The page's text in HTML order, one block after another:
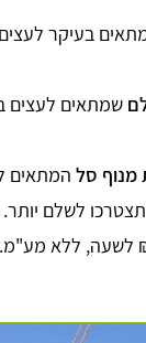
בעיקר
שמתאים לעצים
מנוף סל המתאים
לשלם